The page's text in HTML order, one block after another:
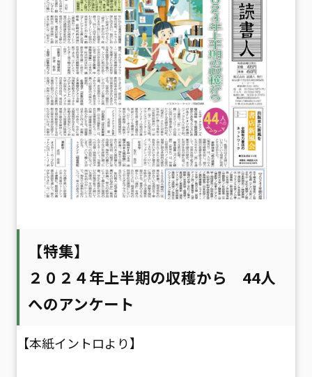
【特集】
２０２４年上半期の収穫から 44人
へのアンケート
【本紙イントロより】